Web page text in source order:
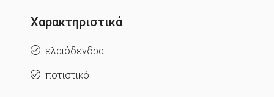
Χαρακτηριστικά
ελαιόδενδρα
ποτιστικό